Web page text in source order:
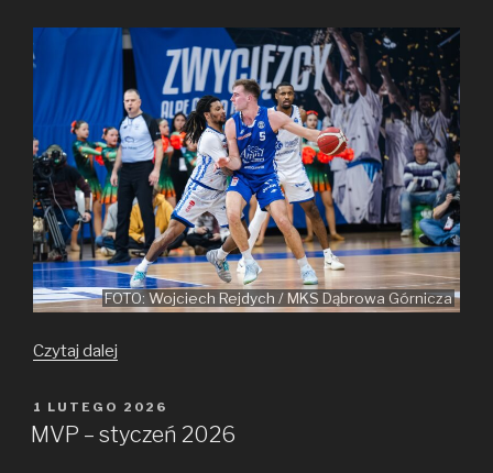
FOTO: Wojciech Rejdych / MKS Dąbrowa Górnicza
Czytaj dalej
luty
2026
OPUBLIKOWANE
W
1 LUTEGO 2026
MVP – styczeń 2026